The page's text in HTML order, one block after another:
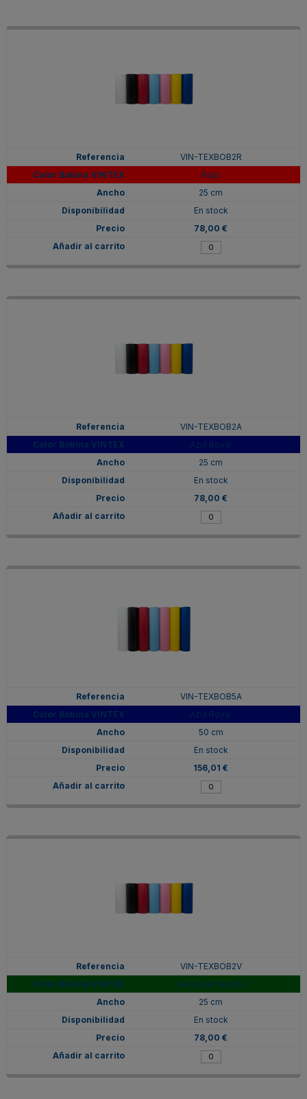
VIN-TEXBOB2R
Rojo
25 cm
En stock
78,00 €
VIN-TEXBOB2A
Azul Royal
25 cm
En stock
78,00 €
VIN-TEXBOB5A
Azul Royal
50 cm
En stock
156,01 €
VIN-TEXBOB2V
Verde Esmeralda
25 cm
En stock
78,00 €